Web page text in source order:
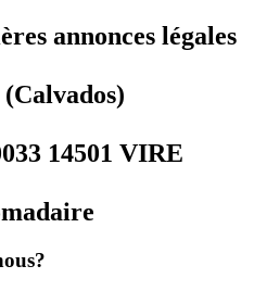
annonces légales
14501 VIRE